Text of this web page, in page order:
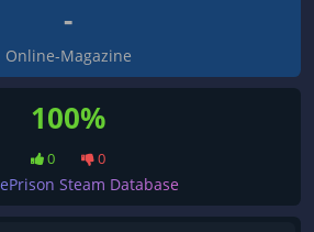
-
Online-Magazine
100%
0 0
Steam Database